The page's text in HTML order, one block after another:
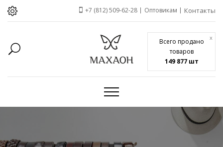
Всего продано
товаров
149 877 шт
x
+7 (812) 509-62-28 Оптовикам Контакты